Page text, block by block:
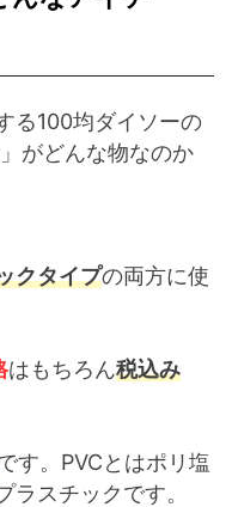
る100均ダイソーの
がどんな物なのか
クタイプの両方に使
はもちろん税込み
す。PVCとはポリ塩
スチックです。